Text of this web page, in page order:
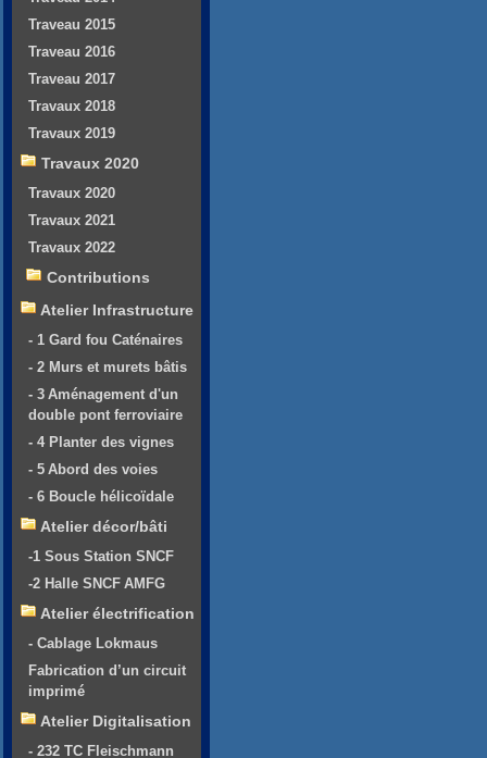
Traveau 2015
Traveau 2016
Traveau 2017
Travaux 2018
Travaux 2019
Travaux 2020
Travaux 2020
Travaux 2021
Travaux 2022
Contributions
Atelier Infrastructure
- 1 Gard fou Caténaires
- 2 Murs et murets bâtis
- 3 Aménagement d'un
double pont ferroviaire
- 4 Planter des vignes
- 5 Abord des voies
- 6 Boucle hélicoïdale
Atelier décor/bâti
-1 Sous Station SNCF
-2 Halle SNCF AMFG
Atelier électrification
- Cablage Lokmaus
Fabrication d’un circuit
imprimé
Atelier Digitalisation
- 232 TC Fleischmann